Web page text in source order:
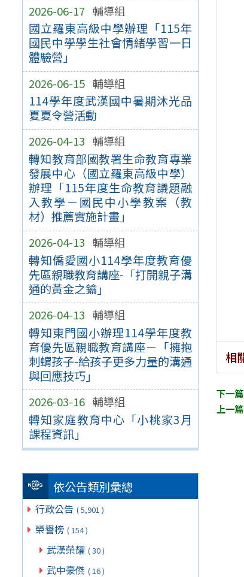
2026-06-17 輔導組
國立羅東高級中學辦理「115年
國民中學學生社會情緒學習一日
體驗營」
2026-06-15 輔導組
114學年度武漢國中暑期沐光品
夏夏令營活動
2026-04-13 輔導組
轉知教育部國教署生命教育專業
發展中心（國立羅東高級中學）
辦理「115年度生命教育議題融
入教學－國民中小學教案（教
材）推薦實施計畫」
2026-04-13 輔導組
轉知僑愛國小114學年度教育優
先區親職教育講座-「打開親子溝
通的黃金之鑰」
2026-04-13 輔導組
轉知東門國小辦理114學年度教
育優先區親職教育講座－「擁抱
刺蝟孩子-給孩子更多力量的溝通
與回應技巧」
2026-03-16 輔導組
轉知家庭教育中心「小桃家3月
課程資訊」
依公告類別彙總
行政公告 ( 5,901 )
榮譽榜 ( 154 )
武漢榮耀 ( 30 )
武中豪傑 ( 16 )
相